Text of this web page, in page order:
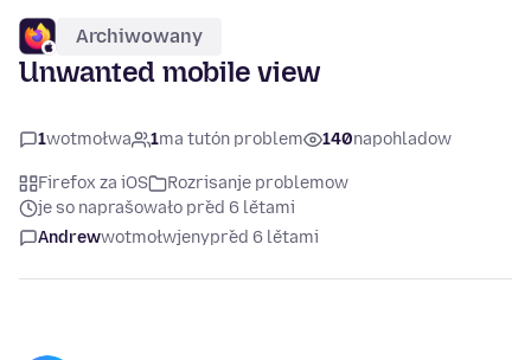
Archiwowany
Unwanted mobile view
1wotmołwa 1ma tutón problem 140napohladow
Firefox za iOS
Rozrisanje problemow
je so naprašowało před 6 lětami
Andrewwotmołwjenypřed 6 lětami